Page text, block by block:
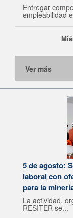
Entregar
empleabilidad
Ver más
5 de agosto:
laboral con
para la
La actividad,
RESITER se...